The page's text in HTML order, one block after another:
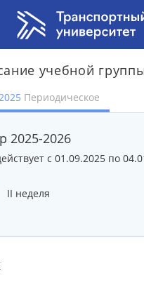
учебной
Периодическое
2025-2026
с 01.09.2025 по
II неделя